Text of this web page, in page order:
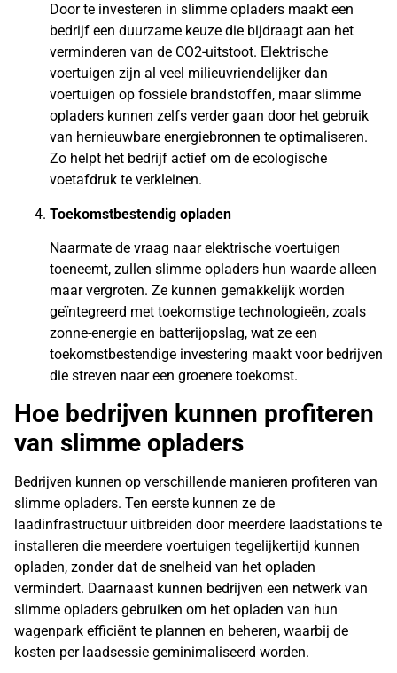
Door te investeren in slimme opladers maakt een
bedrijf een duurzame keuze die bijdraagt aan het
verminderen van de CO2-uitstoot. Elektrische
voertuigen zijn al veel milieuvriendelijker dan
voertuigen op fossiele brandstoffen, maar slimme
opladers kunnen zelfs verder gaan door het gebruik
van hernieuwbare energiebronnen te optimaliseren.
Zo helpt het bedrijf actief om de ecologische
voetafdruk te verkleinen.
Toekomstbestendig opladen
Naarmate de vraag naar elektrische voertuigen
toeneemt, zullen slimme opladers hun waarde alleen
maar vergroten. Ze kunnen gemakkelijk worden
geïntegreerd met toekomstige technologieën, zoals
zonne-energie en batterijopslag, wat ze een
toekomstbestendige investering maakt voor bedrijven
die streven naar een groenere toekomst.
Hoe bedrijven kunnen profiteren
van slimme opladers
Bedrijven kunnen op verschillende manieren profiteren van
slimme opladers. Ten eerste kunnen ze de
laadinfrastructuur uitbreiden door meerdere laadstations te
installeren die meerdere voertuigen tegelijkertijd kunnen
opladen, zonder dat de snelheid van het opladen
vermindert. Daarnaast kunnen bedrijven een netwerk van
slimme opladers gebruiken om het opladen van hun
wagenpark efficiënt te plannen en beheren, waarbij de
kosten per laadsessie geminimaliseerd worden.